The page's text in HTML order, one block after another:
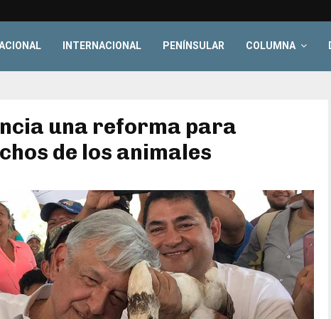
INTERNACIONAL PENÍNSULAR COLUMNA
una reforma para
de los animales